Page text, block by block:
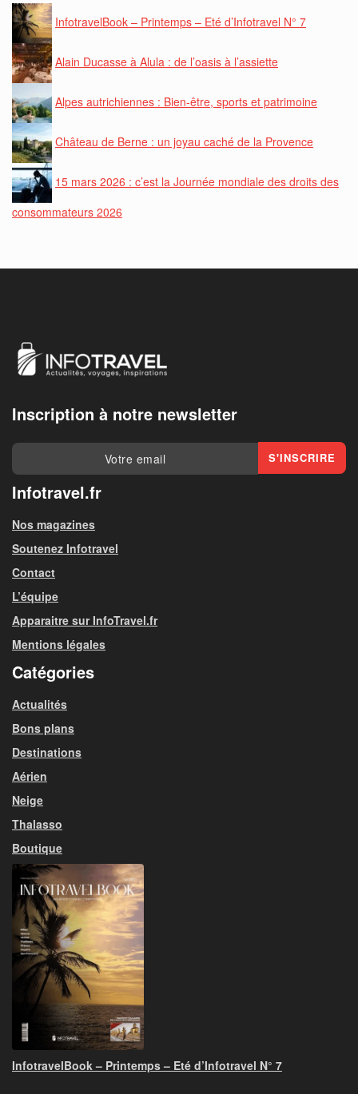
InfotravelBook – Printemps – Eté d’Infotravel N° 7
Alain Ducasse à Alula : de l’oasis à l’assiette
Alpes autrichiennes : Bien-être, sports et patrimoine
Château de Berne : un joyau caché de la Provence
15 mars 2026 : c’est la Journée mondiale des droits des
consommateurs 2026
Inscription à notre newsletter
Infotravel.fr
Nos magazines
Soutenez Infotravel
Contact
L’équipe
Apparaitre sur InfoTravel.fr
Mentions légales
Catégories
Actualités
Bons plans
Destinations
Aérien
Neige
Thalasso
Boutique
InfotravelBook – Printemps – Eté d’Infotravel N° 7